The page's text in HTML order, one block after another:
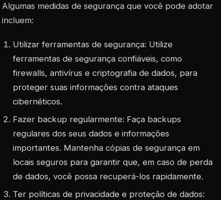
Algumas medidas de segurança que você pode adotar
incluem:
Utilizar ferramentas de segurança: Utilize
ferramentas de segurança confiáveis, como
firewalls, antivírus e criptografia de dados, para
proteger suas informações contra ataques
cibernéticos.
Fazer backup regularmente: Faça backups
regulares dos seus dados e informações
importantes. Mantenha cópias de segurança em
locais seguros para garantir que, em caso de perda
de dados, você possa recuperá-los rapidamente.
Ter políticas de privacidade e proteção de dados: